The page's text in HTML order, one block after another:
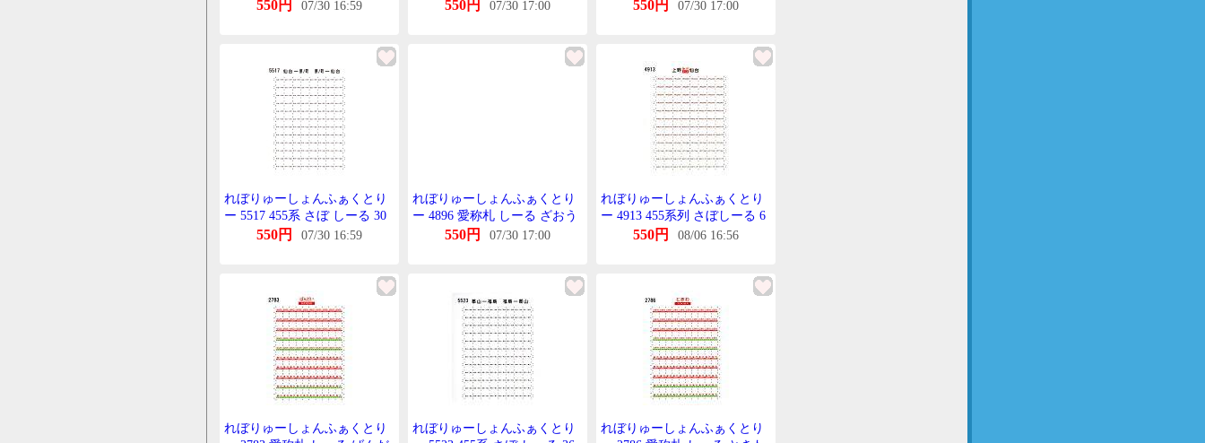
福島-仙台(快速) 仙台-福島(快
550円 07/30 16:59
郡山-会津若松(快速ばんだい)
550円 07/30 17:00
か KATO 455系列用
550円 07/30 17:00
れぼりゅーしょんふぁくとり
ー 5517 455系 さぼ しーる 30
仙台-原の町 原の町-仙台
550円 07/30 16:59
れぼりゅーしょんふぁくとり
ー 4896 愛称札 しーる ざおう
TOMIX 455系列用
550円 07/30 17:00
れぼりゅーしょんふぁくとり
ー 4913 455系列 さぼしーる 6
急行まつしま用 KATO用
550円 08/06 16:56
れぼりゅーしょんふぁくとり
れぼりゅーしょんふぁくとり
れぼりゅーしょんふぁくとり